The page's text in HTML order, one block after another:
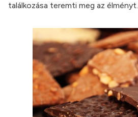
találkozása teremti meg az élményt.